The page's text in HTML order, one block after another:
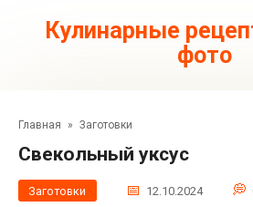
контентуКулинарные
фото
Главная » Заготовки
Свекольный уксус
Заготовки 12.10.2024